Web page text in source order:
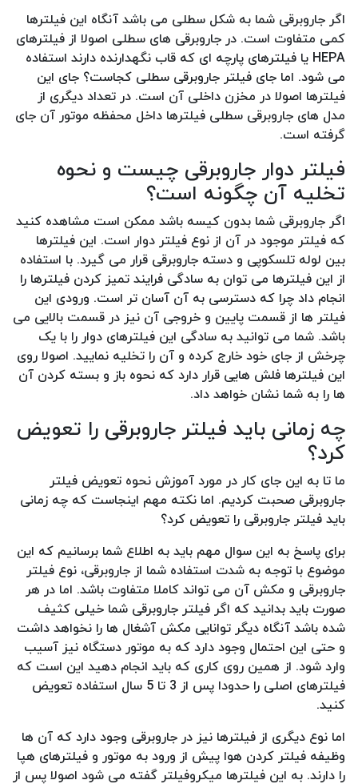
اگر جاروبرقی شما به شکل سطلی می باشد آنگاه این فیلترها
کمی متفاوت است. در جاروبرقی های سطلی اصولا از فیلترهای
HEPA یا فیلترهای پارچه ای که قاب نگهدارنده دارند استفاده
می شود. اما جای فیلتر جاروبرقی سطلی کجاست؟ جای این
فیلترها اصولا در مخزن داخلی آن است. در تعداد دیگری از
مدل های جاروبرقی سطلی فیلترها داخل محفظه موتور آن جای
گرفته است.
فیلتر دوار جاروبرقی چیست و نحوه
تخلیه آن چگونه است؟
اگر جاروبرقی شما بدون کیسه باشد ممکن است مشاهده کنید
که فیلتر موجود در آن از نوع فیلتر دوار است. این فیلترها
بین لوله تلسکوپی و دسته جاروبرقی قرار می گیرد. با استفاده
از این فیلترها می توان به سادگی فرایند تمیز کردن فیلترها را
انجام داد چرا که دسترسی به آن آسان تر است. ورودی این
فیلتر ها از قسمت پایین و خروجی آن نیز در قسمت بالایی می
باشد. شما می توانید به سادگی این فیلترهای دوار را با یک
چرخش از جای خود خارج کرده و آن را تخلیه نمایید. اصولا روی
این فیلترها فلش هایی قرار دارد که نحوه باز و بسته کردن آن
ها را به شما نشان خواهد داد.
چه زمانی باید فیلتر جاروبرقی را تعویض
کرد؟
ما تا به این جای کار در مورد آموزش نحوه تعویض فیلتر
جاروبرقی صحبت کردیم. اما نکته مهم اینجاست که چه زمانی
باید فیلتر جاروبرقی را تعویض کرد؟
برای پاسخ به این سوال مهم باید به اطلاع شما برسانیم که این
موضوع با توجه به شدت استفاده شما از جاروبرقی، نوع فیلتر
جاروبرقی و مکش آن می تواند کاملا متفاوت باشد. اما در هر
صورت باید بدانید که اگر فیلتر جاروبرقی شما خیلی کثیف
شده باشد آنگاه دیگر توانایی مکش آشغال ها را نخواهد داشت
و حتی این احتمال وجود دارد که به موتور دستگاه نیز آسیب
وارد شود. از همین روی کاری که باید انجام دهید این است که
فیلترهای اصلی را حدودا پس از 3 تا 5 سال استفاده تعویض
کنید.
اما نوع دیگری از فیلترها نیز در جاروبرقی وجود دارد که آن ها
وظیفه فیلتر کردن هوا پیش از ورود به موتور و فیلترهای هپا
را دارند. به این فیلترها میکروفیلتر گفته می شود اصولا پس از